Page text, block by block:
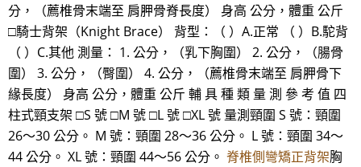
分，（薦椎骨末端至 肩胛骨脊長度） 身高 公分，體重 公斤
□騎士背架（Knight Brace） 背型：（ ）A.正常 （ ）B.駝背
（ ）C.其他 測量： 1. 公分，（乳下胸圍） 2. 公分，（腸骨
圍） 3. 公分，（臀圍） 4. 公分，（薦椎骨末端至 肩胛骨下
緣長度） 身高 公分，體重 公斤 輔 具 種 類 量 測 參 考 值 四
柱式頸支架 □S 號 □M 號 □L 號 □XL 號 量測頸圍 S 號：頸圍
26～30 公分。 M 號：頸圍 28～36 公分。 L 號：頸圍 34～
44 公分。 XL 號：頸圍 44～56 公分。 脊椎側彎矯正背架胸